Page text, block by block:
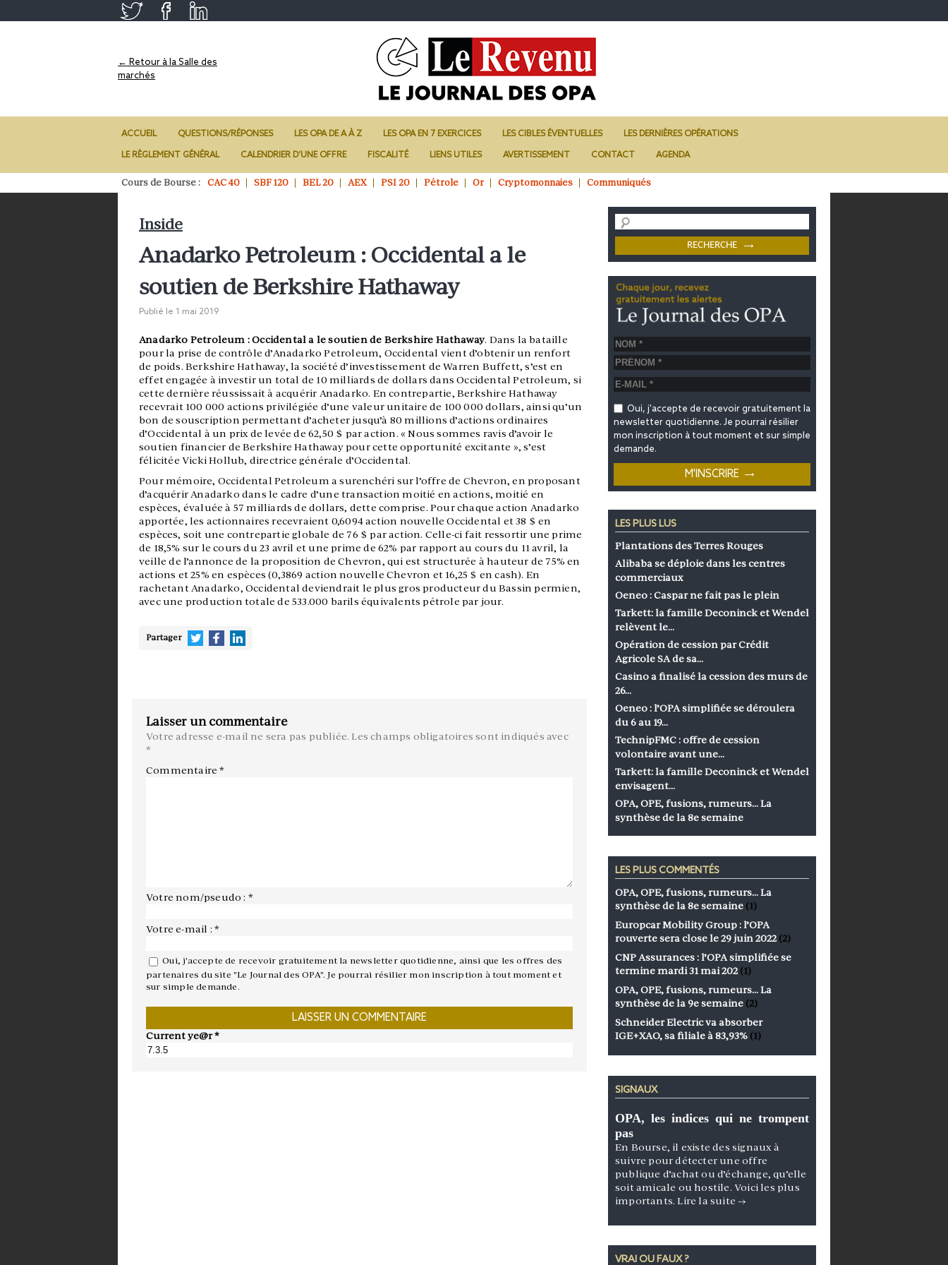
← Retour à la Salle des
marchés
ACCUEIL QUESTIONS/RÉPONSES LES OPA DE A À Z LES OPA EN 7 EXERCICES LES CIBLES ÉVENTUELLES LES DERNIÈRES OPÉRATIONS
LE RÈGLEMENT GÉNÉRAL CALENDRIER D’UNE OFFRE FISCALITÉ LIENS UTILES AVERTISSEMENT CONTACT AGENDA
Cours de Bourse : CAC 40 SBF 120 BEL 20 AEX PSI 20 Pétrole Or Cryptomonnaies Communiqués
Inside
Anadarko Petroleum : Occidental a le
soutien de Berkshire Hathaway
Publié le 1 mai 2019
Anadarko Petroleum : Occidental a le soutien de Berkshire Hathaway. Dans la bataille
pour la prise de contrôle d’Anadarko Petroleum, Occidental vient d’obtenir un renfort
de poids. Berkshire Hathaway, la société d’investissement de Warren Buffett, s’est en
effet engagée à investir un total de 10 milliards de dollars dans Occidental Petroleum, si
cette dernière réussissait à acquérir Anadarko. En contrepartie, Berkshire Hathaway
recevrait 100 000 actions privilégiée d’une valeur unitaire de 100 000 dollars, ainsi qu’un
bon de souscription permettant d’acheter jusqu’à 80 millions d’actions ordinaires
d’Occidental à un prix de levée de 62,50 $ par action. « Nous sommes ravis d’avoir le
soutien financier de Berkshire Hathaway pour cette opportunité excitante », s’est
félicitée Vicki Hollub, directrice générale d’Occidental.
Pour mémoire, Occidental Petroleum a surenchéri sur l’offre de Chevron, en proposant
d’acquérir Anadarko dans le cadre d’une transaction moitié en actions, moitié en
espèces, évaluée à 57 milliards de dollars, dette comprise. Pour chaque action Anadarko
apportée, les actionnaires recevraient 0,6094 action nouvelle Occidental et 38 $ en
espèces, soit une contrepartie globale de 76 $ par action. Celle-ci fait ressortir une prime
de 18,5% sur le cours du 23 avril et une prime de 62% par rapport au cours du 11 avril, la
veille de l’annonce de la proposition de Chevron, qui est structurée à hauteur de 75% en
actions et 25% en espèces (0,3869 action nouvelle Chevron et 16,25 $ en cash). En
rachetant Anadarko, Occidental deviendrait le plus gros producteur du Bassin permien,
avec une production totale de 533.000 barils équivalents pétrole par jour.
Partager
Laisser un commentaire
Votre adresse e-mail ne sera pas publiée. Les champs obligatoires sont indiqués avec
*
Commentaire*
Votre nom/pseudo : *
Votre e-mail : *
Oui, j'accepte de recevoir gratuitement la newsletter quotidienne, ainsi que les offres des
partenaires du site "Le Journal des OPA". Je pourrai résilier mon inscription à tout moment et
sur simple demande.
Current ye@r*
Oui, j'accepte de recevoir gratuitement la
newsletter quotidienne. Je pourrai résilier
mon inscription à tout moment et sur simple
demande.
LES PLUS LUS
Plantations des Terres Rouges
Alibaba se déploie dans les centres
commerciaux
Oeneo : Caspar ne fait pas le plein
Tarkett: la famille Deconinck et Wendel
relèvent le…
Opération de cession par Crédit
Agricole SA de sa…
Casino a finalisé la cession des murs de
26…
Oeneo : l’OPA simplifiée se déroulera
du 6 au 19…
TechnipFMC : offre de cession
volontaire avant une…
Tarkett: la famille Deconinck et Wendel
envisagent…
OPA, OPE, fusions, rumeurs… La
synthèse de la 8e semaine
LES PLUS COMMENTÉS
OPA, OPE, fusions, rumeurs… La
synthèse de la 8e semaine (1)
Europcar Mobility Group : l’OPA
rouverte sera close le 29 juin 2022 (2)
CNP Assurances : l’OPA simplifiée se
termine mardi 31 mai 202 (1)
OPA, OPE, fusions, rumeurs… La
synthèse de la 9e semaine (2)
Schneider Electric va absorber
IGE+XAO, sa filiale à 83,93% (1)
SIGNAUX
OPA, les indices qui ne trompent
pas
En Bourse, il existe des signaux à
suivre pour détecter une offre
publique d’achat ou d’échange, qu’elle
soit amicale ou hostile. Voici les plus
importants.Lire la suite →
VRAI OU FAUX ?